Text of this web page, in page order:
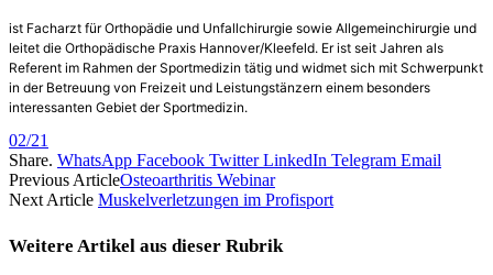
ist Facharzt für Orthopädie und Unfallchirurgie sowie Allgemeinchirurgie und
leitet die Orthopädische Praxis Hannover/Kleefeld. Er ist seit Jahren als
Referent im Rahmen der Sportmedizin tätig und widmet sich mit Schwerpunkt
in der Betreuung von Freizeit und Leistungstänzern einem besonders
interessanten Gebiet der Sportmedizin.
02/21
Share. WhatsApp Facebook Twitter LinkedIn Telegram Email
Previous ArticleOsteoarthritis Webinar
Next Article Muskelverletzungen im Profisport
Weitere Artikel aus dieser Rubrik